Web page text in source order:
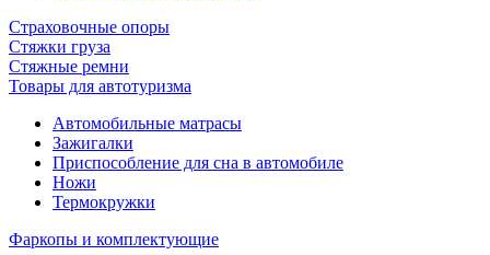
Страховочные опоры
Стяжки груза
Стяжные ремни
Товары для автотуризма
Автомобильные матрасы
Зажигалки
Приспособление для сна в автомобиле
Ножи
Термокружки
Фаркопы и комплектующие